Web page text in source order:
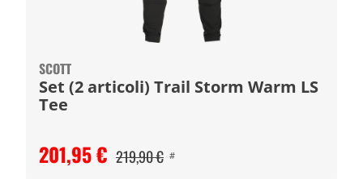
SCOTT
Set (2 articoli) Trail Storm Warm LS
Tee
201,95 € 219,90 € #